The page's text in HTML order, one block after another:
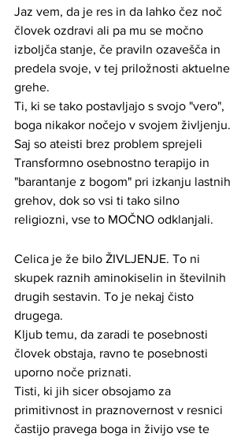
Jaz vem, da je res in da lahko čez noč
človek ozdravi ali pa mu se močno
izboljča stanje, če praviln ozavešča in
predela svoje, v tej priložnosti aktuelne
grehe.
Ti, ki se tako postavljajo s svojo "vero",
boga nikakor nočejo v svojem življenju.
Saj so ateisti brez problem sprejeli
Transformno osebnostno terapijo in
"barantanje z bogom" pri izkanju lastnih
grehov, dok so vsi ti tako silno
religiozni, vse to MOČNO odklanjali.
Celica je že bilo ŽIVLJENJE. To ni
skupek raznih aminokiselin in številnih
drugih sestavin. To je nekaj čisto
drugega.
Kljub temu, da zaradi te posebnosti
človek obstaja, ravno te posebnosti
uporno noče priznati.
Tisti, ki jih sicer obsojamo za
primitivnost in praznovernost v resnici
častijo pravega boga in živijo vse te